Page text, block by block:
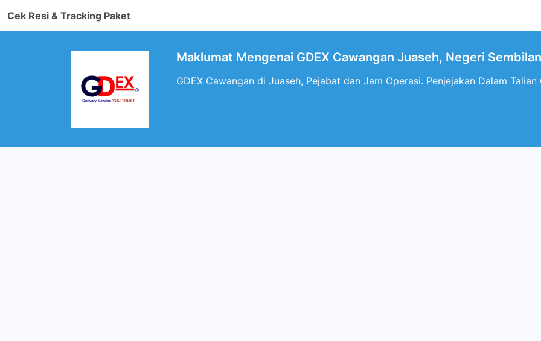
Cek Resi & Tracking Paket
Maklumat Mengenai GDEX Cawangan Juaseh, Negeri Sembilan
GDEX Cawangan di Juaseh, Pejabat dan Jam Operasi. Penjejakan Dalam